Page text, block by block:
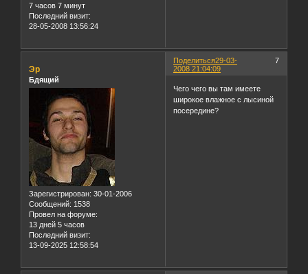
7 часов 7 минут
Последний визит:
28-05-2008 13:56:24
Поделиться 7
29-03-
2008 21:04:09
Эр
Бдящий
Зарегистрирован: 30-01-2006
Сообщений: 1538
Провел на форуме:
13 дней 5 часов
Последний визит:
13-09-2025 12:58:54
Чего чего вы там имеете
широкое влажное с лысиной
посередине?